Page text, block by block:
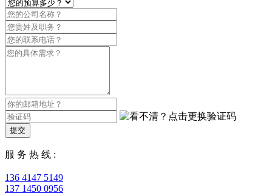
提交
服 务 热 线 :
136 4147 5149
137 1450 0956